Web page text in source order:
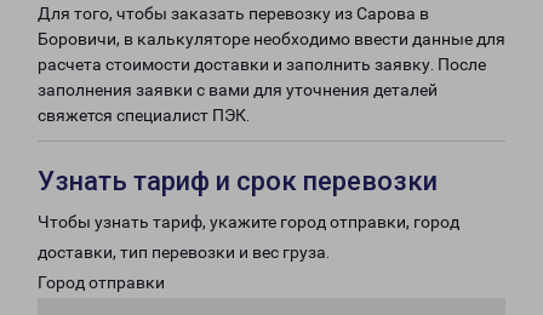
Для того, чтобы заказать перевозку из Сарова в
Боровичи, в калькуляторе необходимо ввести данные для
расчета стоимости доставки и заполнить заявку. После
заполнения заявки с вами для уточнения деталей
свяжется специалист ПЭК.
Узнать тариф и срок перевозки
Чтобы узнать тариф, укажите город отправки, город
доставки, тип перевозки и вес груза.
Город отправки